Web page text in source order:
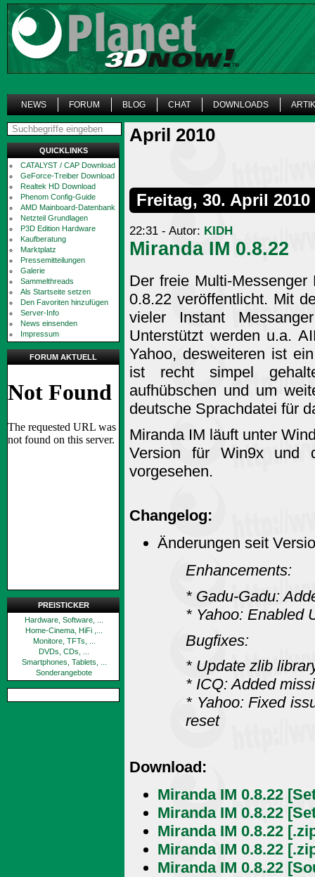
NEWS FORUM BLOG CHAT DOWNLOADS
QUICKLINKS
CATALYST / CAP Download
GeForce-Treiber Download
Realtek HD Download
Phenom Config-Guide
AMD Mainboard-Datenbank
Netzteil Grundlagen
P3D Edition Hardware
Kaufberatung
Marktplatz
Pressemitteilungen
Galerie
Sammelthreads
Als Startseite setzen
Den Favoriten hinzufügen
Server-Info
News einsenden
Impressum
FORUM AKTUELL
PREISTICKER
Hardware, Software, ...
Home-Cinema, HiFi ,...
Monitore, TFTs, ...
DVDs, CDs, ...
Smartphones, Tablets, ...
Sonderangebote
April 2010
Freitag, 30. April 2010
22:31 - Autor: KIDH
Miranda IM 0.8.22
Der freie Multi-
0.8.22 veröffentlicht. Mit
vieler Instant
Unterstützt werden u.a.
Yahoo, desweiteren ist
ist recht simpel
aufhübschen und um
deutsche Sprachdatei für
Miranda IM läuft unter
Version für Win9x und
vorgesehen.
Changelog:
Änderungen seit
Enhancements:
* Gadu-Gadu:
* Yahoo: Enabled
Bugfixes:
* Update zlib
* ICQ: Added
* Yahoo: Fixed
reset
Download:
Miranda IM 0.8.22
Miranda IM 0.8.22
Miranda IM 0.8.22
Miranda IM 0.8.22
Miranda IM 0.8.22